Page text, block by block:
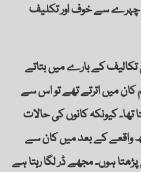
چہرے سے خوف اور تکلیف
کے بارے میں بتاتے
میں اترتے تھے تو اس سے
تھا۔ کیونکہ کانوں کی حالات
واقعے کے بعد میں کان سے
ہوں۔ مجھے ڈر لگا رہتا ہے